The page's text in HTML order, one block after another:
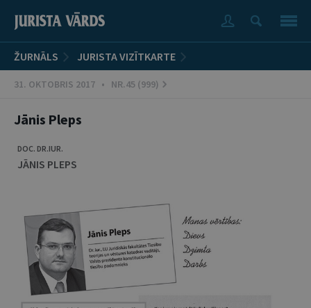
ŽURNĀLS JURISTA VIZĪTKARTE
31. OKTOBRIS 2017 • NR.45 (999)
Jānis Pleps
DOC. DR.IUR.
JĀNIS PLEPS